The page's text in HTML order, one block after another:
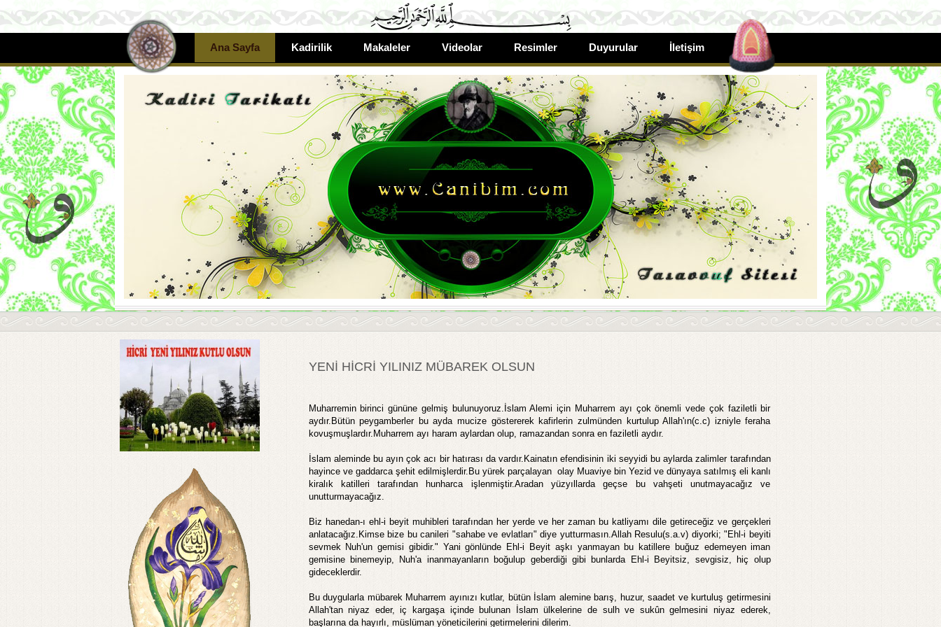
Ana Sayfa Kadirilik Makaleler Videolar Resimler Duyurular İletişim
YENİ HİCRİ YILINIZ MÜBAREK OLSUN
Muharremin birinci gününe gelmiş bulunuyoruz.İslam Alemi için Muharrem ayı çok önemli vede çok faziletli bir
aydır.Bütün peygamberler bu ayda mucize göstererek kafirlerin zulmünden kurtulup Allah'ın(c.c) izniyle feraha
kovuşmuşlardır.Muharrem ayı haram aylardan olup, ramazandan sonra en faziletli aydır.
İslam aleminde bu ayın çok acı bir hatırası da vardır.Kainatın efendisinin iki seyyidi bu aylarda zalimler tarafından
hayince ve gaddarca şehit edilmişlerdir.Bu yürek parçalayan olay Muaviye bin Yezid ve dünyaya satılmış eli kanlı
kiralık katilleri tarafından hunharca işlenmiştir.Aradan yüzyıllarda geçse bu vahşeti unutmayacağız ve
unutturmayacağız.
Biz hanedan-ı ehl-i beyit muhibleri tarafından her yerde ve her zaman bu katliyamı dile getireceğiz ve gerçekleri
anlatacağız.Kimse bize bu canileri "sahabe ve evlatları" diye yutturmasın.Allah Resulu(s.a.v) diyorki; "Ehl-i beyiti
sevmek Nuh'un gemisi gibidir." Yani gönlünde Ehl-i Beyit aşkı yanmayan bu katillere buğuz edemeyen iman
gemisine binemeyip, Nuh'a inanmayanların boğulup geberdiği gibi bunlarda Ehl-i Beyitsiz, sevgisiz, hiç olup
gideceklerdir.
Bu duygularla mübarek Muharrem ayınızı kutlar, bütün İslam alemine barış, huzur, saadet ve kurtuluş getirmesini
Allah'tan niyaz eder, iç kargaşa içinde bulunan İslam ülkelerine de sulh ve sukûn gelmesini niyaz ederek,
başlarına da hayırlı, müslüman yöneticilerini getirmelerini dilerim.